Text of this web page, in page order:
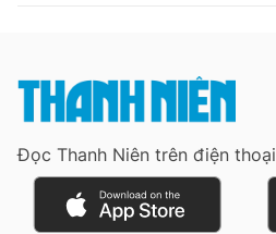
Đọc Thanh Niên trên điện thoại